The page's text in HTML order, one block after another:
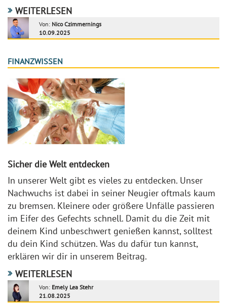
WEITERLESEN
Von: Nico Czimmernings
10.09.2025
FINANZWISSEN
Sicher die Welt entdecken
In unserer Welt gibt es vieles zu entdecken. Unser
Nachwuchs ist dabei in seiner Neugier oftmals kaum
zu bremsen. Kleinere oder größere Unfälle passieren
im Eifer des Gefechts schnell. Damit du die Zeit mit
deinem Kind unbeschwert genießen kannst, solltest
du dein Kind schützen. Was du dafür tun kannst,
erklären wir dir in unserem Beitrag.
WEITERLESEN
Von: Emely Lea Stehr
21.08.2025